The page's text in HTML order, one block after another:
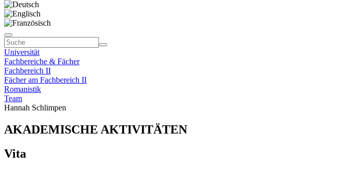
Universität
Fachbereiche & Fächer
Fachbereich II
Fächer am Fachbereich II
Romanistik
Team
Hannah Schlimpen
AKADEMISCHE AKTIVITÄTEN
Vita